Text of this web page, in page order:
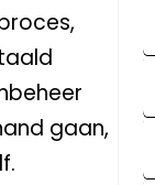
gaan,